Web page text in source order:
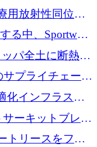
用放射性同位元
めに2,300万ポ
る中、Sportway
パ全土に断熱材
ロを投資
プライチェーン
ユーロを確保
化インフラスト
リーズ A で
ーキットブレー
万ユーロを調達
トリースをフラ